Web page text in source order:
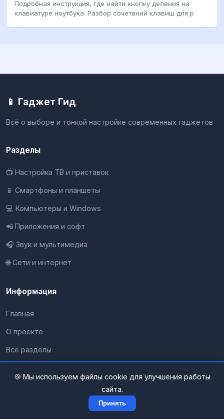
Подробная инструкция, где найти кнопку деления на
клавиатуре ноутбука. Разбор сочетаний клавиш для р
📱 Гаджет Гид
Всё о выборе и тонкой настройке современных гаджетов
Разделы
📺 Настройка ТВ и приставок
📱 Смартфоны и планшеты
💻 Компьютеры и Windows
📲 Приложения и софт
🎧 Звук и мультимедиа
🌐 Сети и интернет
Информация
Главная
О проекте
Все разделы
🍪 Мы используем файлы cookie для улучшения работы
сайта.
Принять